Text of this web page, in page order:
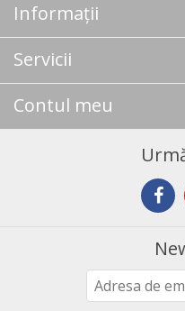
Informații
Servicii
Contul meu